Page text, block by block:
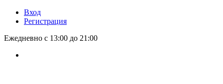
Вход
Регистрация
Ежедневно с 13:00 до 21:00